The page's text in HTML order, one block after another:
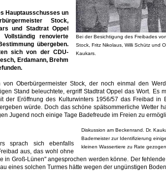
Bei der Besichtigung des Freibades
Stock, Fritz Nikolaus, Willi Schütz und
Kaukars.
Hauptausschusses un
Stock,
und Stadtrat Oppel
renovierte
übergeben.
sich von der CDU-
Erdamann, Brehm
von Oberbürgermeister Stock, der noch einmal den
Stand beleuchtete, ergriff Stadtrat Oppel das Wort. Es
der Eröffnung des Kulturwinters 1956/57 das Freibad in
würde. Doch das schöne spätsommerliche Wetter
Jugend noch einige Tage Badefreude im Freien zu
Diskussion am Beckenrand. Dr.
Bademeister zur Identifizierung
kleinen Wassertiere zu Rate gezogen.
sprach sich ebenfalls
aus, das wohl ohne
in Groß-Lünen" angesprochen werden könne. Der
eines solchen Turmes hätte wegen der ungünstigen